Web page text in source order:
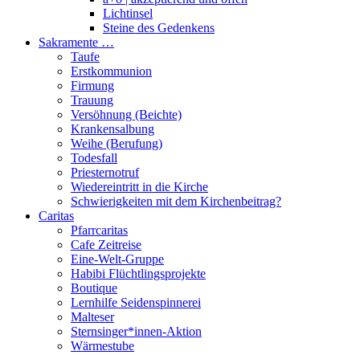
Lichtinsel
Steine des Gedenkens
Sakramente …
Taufe
Erstkommunion
Firmung
Trauung
Versöhnung (Beichte)
Krankensalbung
Weihe (Berufung)
Todesfall
Priesternotruf
Wiedereintritt in die Kirche
Schwierigkeiten mit dem Kirchenbeitrag?
Caritas
Pfarrcaritas
Cafe Zeitreise
Eine-Welt-Gruppe
Habibi Flüchtlingsprojekte
Boutique
Lernhilfe Seidenspinnerei
Malteser
Sternsinger*innen-Aktion
Wärmestube